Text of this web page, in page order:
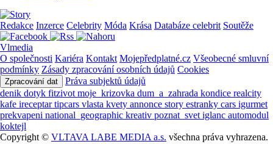
Redakce Inzerce Celebrity Móda Krása Databáze celebrit Soutěže
Vlmedia
O společnosti Kariéra Kontakt Mojepředplatné.cz Všeobecné smluvní
podmínky Zásady zpracování osobních údajů Cookies
Zpracování dat
Práva subjektů údajů
denik dotyk fitzivot moje_krizovka dum_a_zahrada kondice realcity
kafe ireceptartipcars vlasta kvety annonce story estranky cars igurmet
prekvapeni national_geographic kreativ poznat_svet iglanc automodul
koktejl
Copyright © VLTAVA LABE MEDIA a.s. všechna práva vyhrazena.